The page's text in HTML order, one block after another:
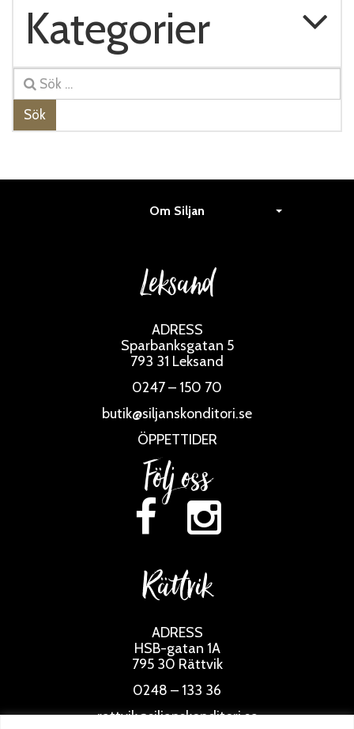
Kategorier
Sök
Om Siljan
Leksand
ADRESS
Sparbanksgatan 5
793 31 Leksand
0247 – 150 70
butik@siljanskonditori.se
ÖPPETTIDER
Följ oss
Rättvik
ADRESS
HSB-gatan 1A
795 30 Rättvik
0248 – 133 36
rattvik@siljanskonditori.se